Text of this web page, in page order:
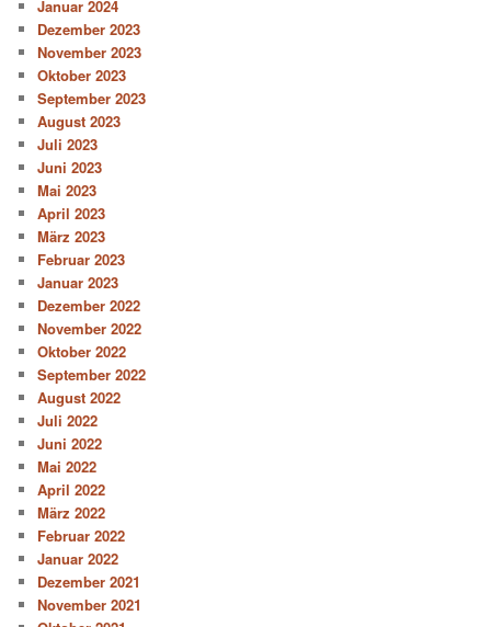
Januar 2024
Dezember 2023
November 2023
Oktober 2023
September 2023
August 2023
Juli 2023
Juni 2023
Mai 2023
April 2023
März 2023
Februar 2023
Januar 2023
Dezember 2022
November 2022
Oktober 2022
September 2022
August 2022
Juli 2022
Juni 2022
Mai 2022
April 2022
März 2022
Februar 2022
Januar 2022
Dezember 2021
November 2021